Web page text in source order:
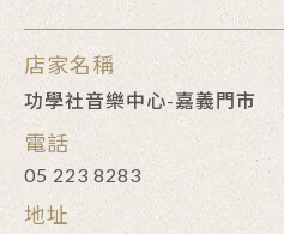
店家名稱
功學社音樂中心-嘉義門市
電話
05 223 8283
地址